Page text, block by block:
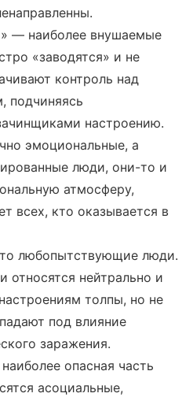
— наиболее внушаемые
«заводятся» и не
контроль над
подчиняясь
настроению.
эмоциональные, а
люди, они-то и
атмосферу,
всех, кто оказывается в
любопытствующие люди.
относятся нейтрально и
толпы, но не
под влияние
заражения.
опасная часть
асоциальные,